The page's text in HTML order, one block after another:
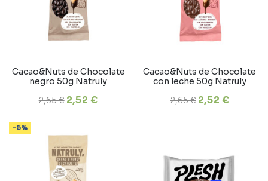
Cacao&Nuts de Chocolate
negro 50g Natruly
2,65 € 2,52 €
Cacao&Nuts de Chocolate
con leche 50g Natruly
2,65 € 2,52 €
-5%